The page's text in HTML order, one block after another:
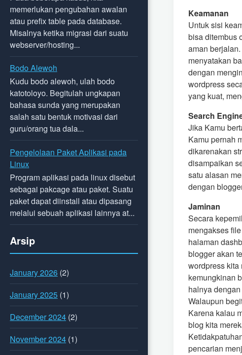
memerlukan pengubahan awalan
atau prefix table pada database.
Misalnya ketika migrasi dari suatu
webserver/hosting...
Bodo Alewoh
Kudu bodo alewoh, ulah bodo
katotoloyo. Begitulah ungkapan
bahasa sunda yang merupakan
salah satu bentuk motivasi dari
guru/orang tua dala...
Pengelolaan Paket Aplikasi pada
Linux
Program aplikasi pada linux disebut
sebagai pakcage atau paket. Suatu
paket dapat diinstall atau dipasang
melalui sebuah aplikasi lainnya at...
Arsip
January 2026 (2)
January 2025 (1)
December 2024 (2)
November 2024 (1)
Keamanan
Untuk sisi
bisa ditembus
aman
menyatakan
dengan
wordpress
yang kuat,
Search
Jika Kamu
Kamu pernah
dikarenakan
disampaikan
satu alasan
dengan
Jaminan
Secara
mengakses
halaman
blogger akan
wordpress kita
kemungkinan
halnya
Walaupun
Karena kalau
blog kita
pencarian